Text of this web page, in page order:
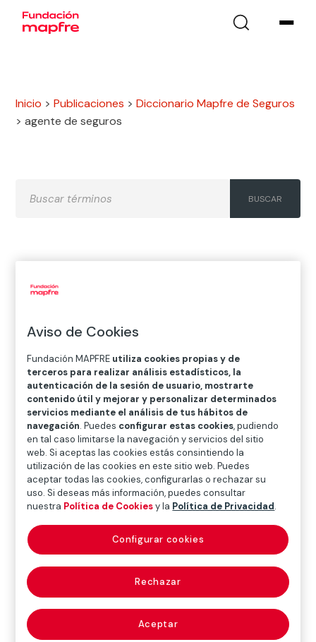
Inicio >Publicaciones >Diccionario Mapfre de Seguros
>agente de seguros
H
Diccionario de seguros
agente de seguros
(insurance agent)
Persona física o jurídica que, mediante la celebración
de un
contrato de agencia
(véase el concepto) con
una o varias entidades aseguradoras y la inscripción
en el Registro Administrativo especial de mediadores
de seguros, corredores de reaseguros y de sus altos
cargos, se compromete frente a estas a realizar la
actividad de mediación de seguros.
Aviso de Cookies
Fundación MAPFRE utiliza cookies propias y de
terceros para realizar análisis estadísticos, la
autenticación de la sesión de usuario, mostrarte
contenido útil y mejorar y personalizar determinados
servicios mediante el análisis de tus hábitos de
navegación. Puedes configurar estas cookies, pudiendo
en tal caso limitarse la navegación y servicios del sitio
web. Si aceptas las cookies estás consintiendo la
utilización de las cookies en este sitio web. Puedes
aceptar todas las cookies, configurarlas o rechazar su
uso. Si deseas más información, puedes consultar
nuestra Política de Cookiesy la Política de Privacidad.
Rechazar
Aceptar
Configurar cookies